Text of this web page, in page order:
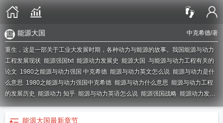
中克希德/著
能源大国
重生，这是一部关于工业大发展时期，各种动力与能源的故事。 我国能源与动力
工程发展现状 能源强国txt 能源动力发展史 能源大国 与能源与动力工程有关的
论文 1980之能源与动力强国 中克希德 能源与动力英文怎么说 能源与动力是什
么意思 1980之能源与动力强国中克希德 能源与动力什么意思 能源与动力工程
的发展历史 能源动力 知乎 能源与动力英语怎么说 能源强国战略 能源动力发展
动态能源及动力1980之能源与动力强国TXT能源与动力推进技术能源力量
源动力领域
能源与动力的未来趋势
能源大国最新章节